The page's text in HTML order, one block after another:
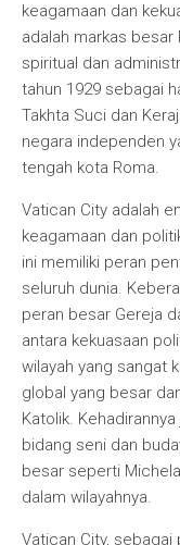
keagamaan dan
adalah markas
spiritual dan
tahun 1929 sebagai
Takhta Suci dan
negara independen
tengah kota Roma.
Vatican City adalah
keagamaan dan
ini memiliki peran
seluruh dunia.
peran besar Gereja
antara kekuasaan
wilayah yang sangat
global yang besar
Katolik.
bidang seni dan
besar seperti
dalam wilayahnya.
Vatican City, sebagai